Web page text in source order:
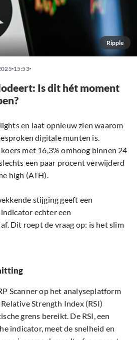
Ripple
15:53
Is dit hét moment
en laat opnieuw zien waarom
digitale munten is.
met 16,3% omhoog binnen 24
een paar procent verwijderd
high (ATH).
stijging geeft een
echter een
Dit roept de vraag op: is het slim
Scanner op het analyseplatform
Strength Index (RSI)
grens bereikt. De RSI, een
indicator, meet de snelheid en